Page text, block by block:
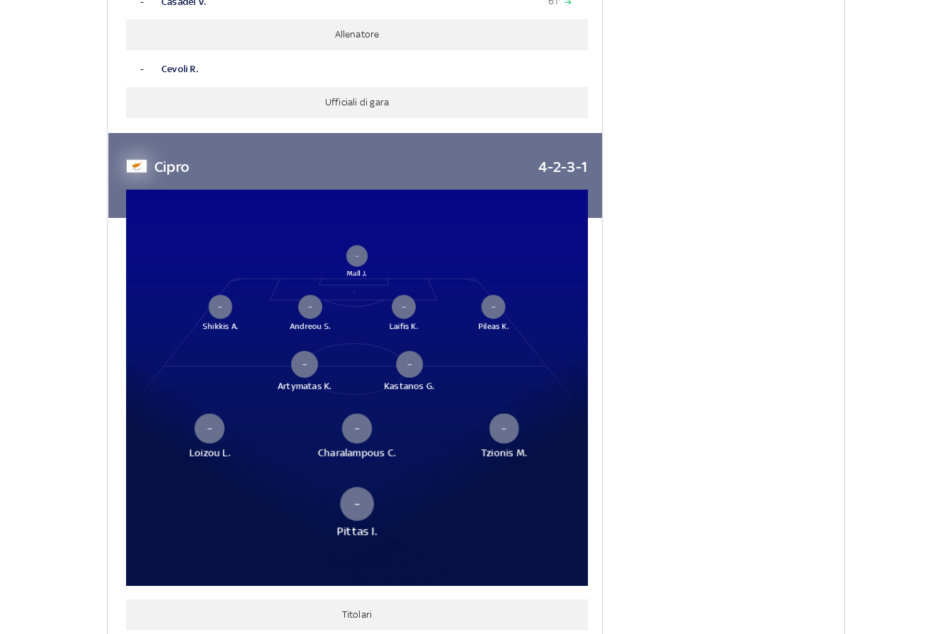
Allenatore
- Cevoli R.
Ufficiali di gara
Cipro 4-2-3-1
–
Mall J.
–
Shikkis A.
–
Andreou S.
–
Laifis K.
–
Pileas K.
–
Artymatas K.
–
Kastanos G.
–
Loizou L.
–
Charalampous C.
–
Tzionis M.
–
Pittas I.
Titolari